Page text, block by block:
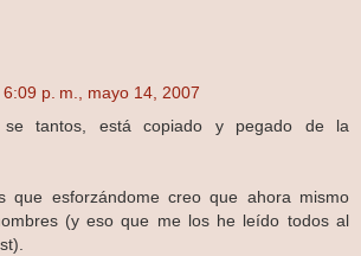
6:09 p. m., mayo 14, 2007
tantos, está copiado y pegado de la
que esforzándome creo que ahora mismo
(y eso que me los he leído todos al